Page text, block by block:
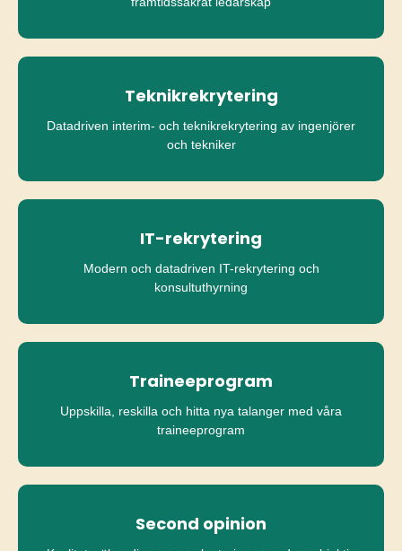
Teknikrekrytering
Datadriven interim- och teknikrekrytering av ingenjörer
och tekniker
IT-rekrytering
Modern och datadriven IT-rekrytering och
konsultuthyrning
Traineeprogram
Uppskilla, reskilla och hitta nya talanger med våra
traineeprogram
Second opinion